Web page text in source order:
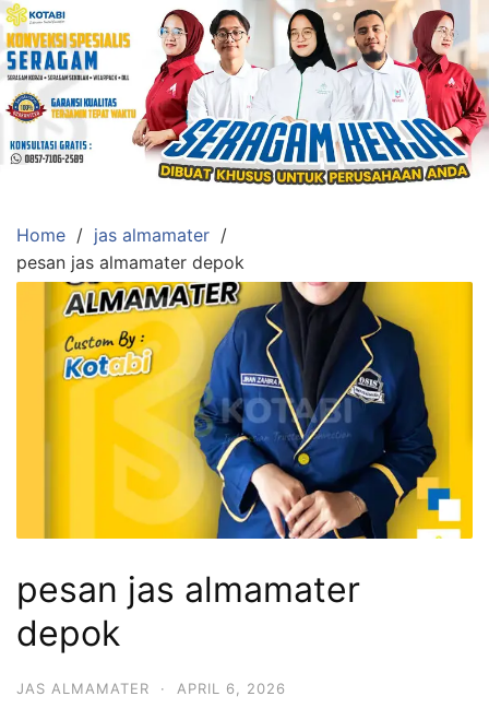
Skip
to
content
Konveksi
Toko
Abi
Baju
Seragam,
Wisuda,Jas
Almamater
Home
jas almamater
pesan jas almamater depok
pesan jas almamater
depok
JAS ALMAMATER · APRIL 6, 2026